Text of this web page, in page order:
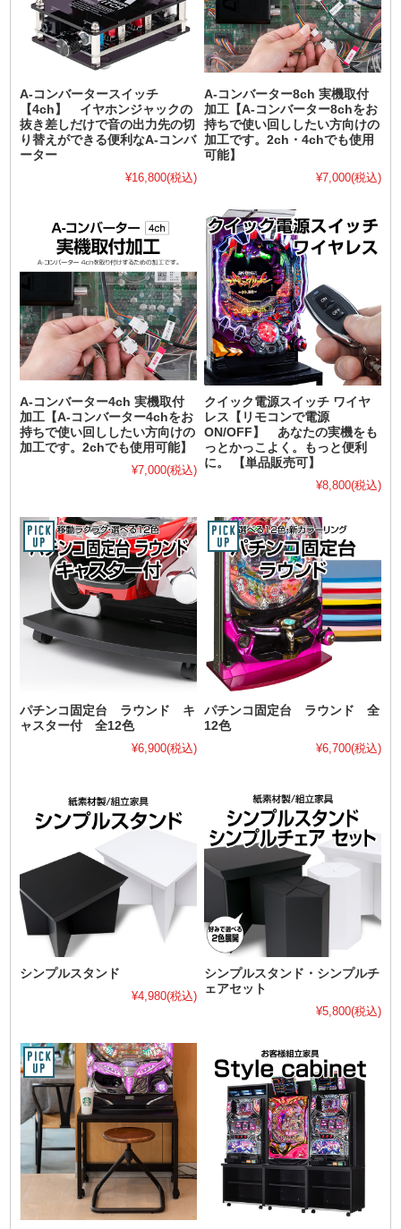
A-コンバータースイッチ
【4ch】 イヤホンジャックの
抜き差しだけで音の出力先の切
り替えができる便利なA-コンバ
ーター
¥16,800(税込)
A-コンバーター8ch 実機取付
加工【A-コンバーター8chをお
持ちで使い回ししたい方向けの
加工です。2ch・4chでも使用
可能】
¥7,000(税込)
A-コンバーター4ch 実機取付
加工【A-コンバーター4chをお
持ちで使い回ししたい方向けの
加工です。2chでも使用可能】
¥7,000(税込)
クイック電源スイッチ ワイヤ
レス【リモコンで電源
ON/OFF】 あなたの実機をも
っとかっこよく。もっと便利
に。 【単品販売可】
¥8,800(税込)
パチンコ固定台 ラウンド キ
ャスター付 全12色
¥6,900(税込)
パチンコ固定台 ラウンド 全
12色
¥6,700(税込)
シンプルスタンド
¥4,980(税込)
シンプルスタンド・シンプルチ
ェアセット
¥5,800(税込)